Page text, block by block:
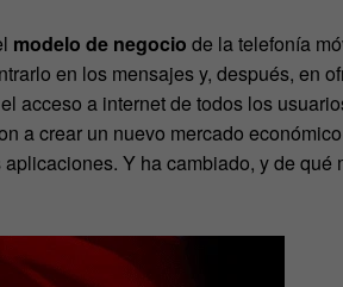
modelo de negocio de la telefonía
en los mensajes y, después, en
acceso a internet de todos los
a crear un nuevo mercado
Y ha cambiado, y de qué